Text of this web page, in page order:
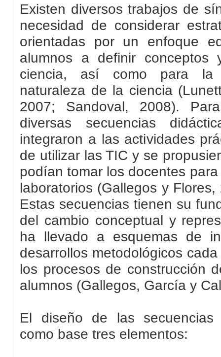
Existen diversos trabajos de
necesidad de considerar
orientadas por un enfoque
alumnos a definir conceptos
ciencia, así como para la
naturaleza de la ciencia (
2007; Sandoval, 2008).
diversas secuencias
integraron a las actividades
de utilizar las TIC y se
podían tomar los docentes
laboratorios (Gallegos y
Estas secuencias tienen su
del cambio conceptual y
ha llevado a esquemas de
desarrollos metodológicos
los procesos de construcción
alumnos (Gallegos, García y
El diseño de las secuencias
como base tres elementos: